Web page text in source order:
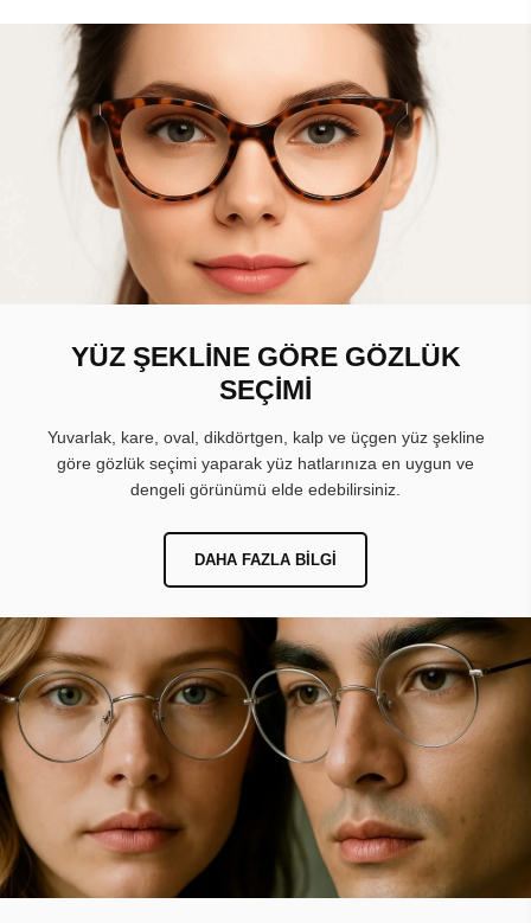
YÜZ ŞEKLİNE GÖRE GÖZLÜK
SEÇİMİ
Yuvarlak, kare, oval, dikdörtgen, kalp ve üçgen yüz şekline
göre gözlük seçimi yaparak yüz hatlarınıza en uygun ve
dengeli görünümü elde edebilirsiniz.
DAHA FAZLA BILGI